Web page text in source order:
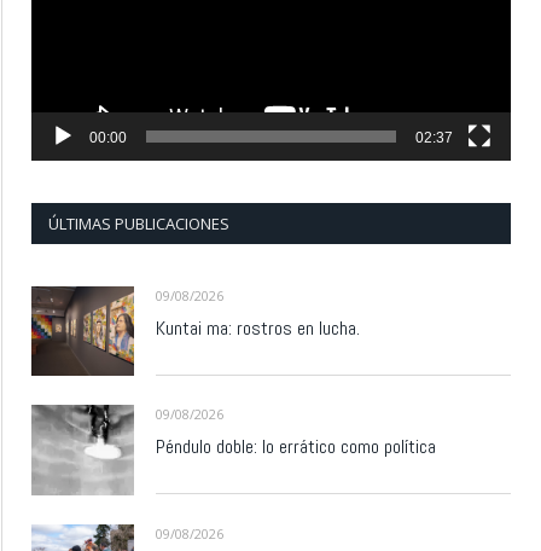
00:00 02:37
ÚLTIMAS PUBLICACIONES
09/08/2026
Kuntai ma: rostros en lucha.
09/08/2026
Péndulo doble: lo errático como política
09/08/2026